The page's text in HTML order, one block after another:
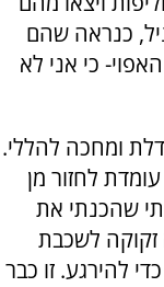
כנראה שהם
כי אני לא
ומחכה להללי.
לחזור מן
שהכנתי את
זקוקה לשכבת
להירגע. זו כבר